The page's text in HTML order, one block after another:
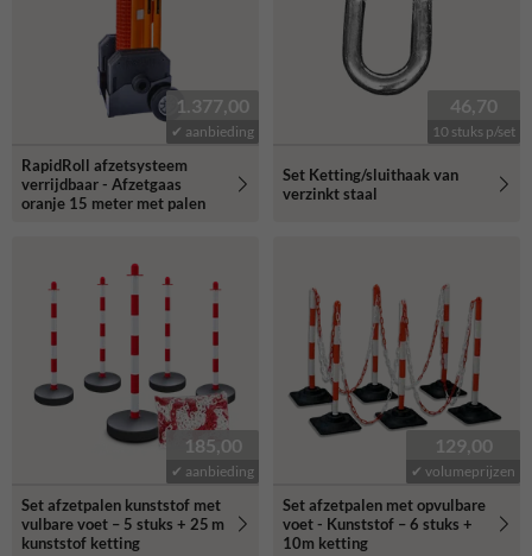
1.377,00
✔ aanbieding
RapidRoll afzetsysteem
verrijdbaar - Afzetgaas
oranje 15 meter met palen
46,70
10 stuks p/set
Set Ketting/sluithaak van
verzinkt staal
185,00
✔ aanbieding
Set afzetpalen kunststof met
vulbare voet – 5 stuks + 25 m
kunststof ketting
129,00
✔ volumeprijzen
Set afzetpalen met opvulbare
voet - Kunststof – 6 stuks +
10m ketting